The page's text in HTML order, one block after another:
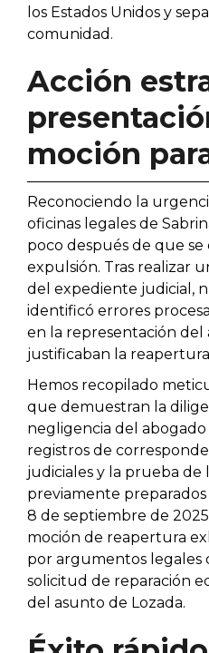
los Estados Unidos y
comunidad.
Acción
moción
Reconociendo la
oficinas legales de
poco después de que
expulsión. Tras realizar
del expediente judicial,
identificó errores
en la representación
justificaban la
Hemos recopilado
que demuestran la
negligencia del
registros de
judiciales y la prueba de
previamente preparados
8 de septiembre de
moción de reapertura
por argumentos legales
solicitud de reparación
del asunto de Lozada.